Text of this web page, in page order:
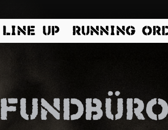
LINE UP RUNNING
fundbüro